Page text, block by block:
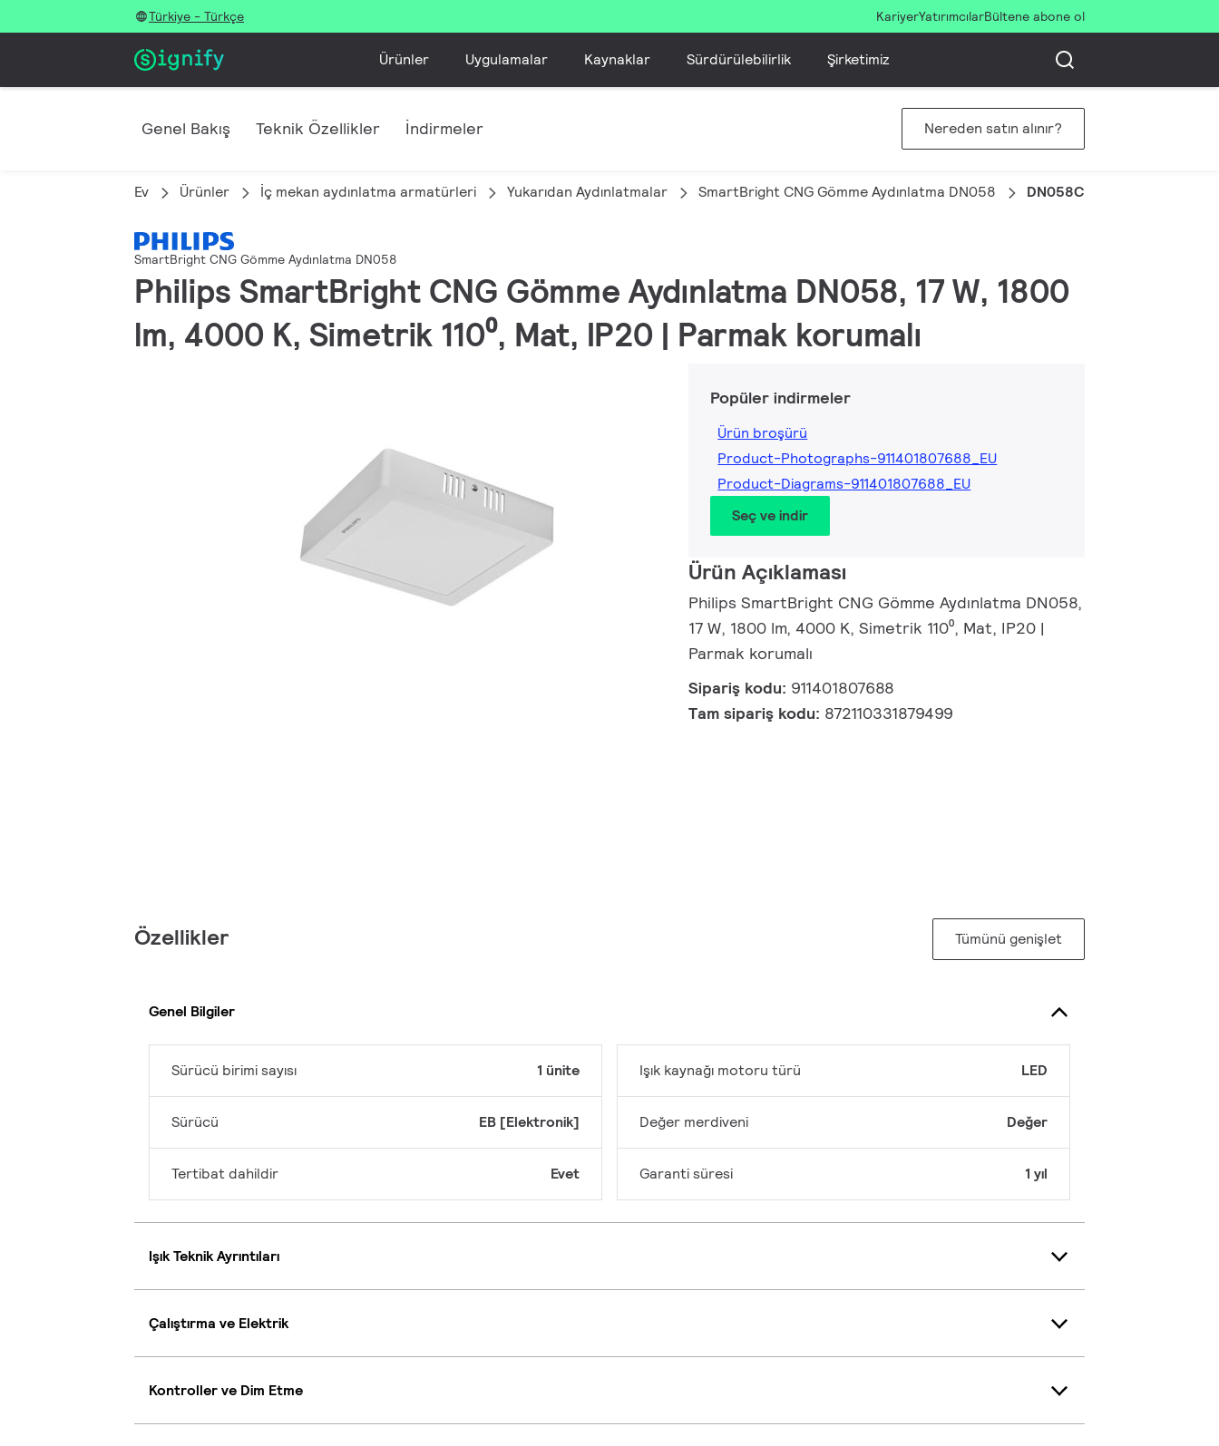
Türkiye - Türkçe KariyerYatırımcılarBültene abone ol
Ürünler Uygulamalar Kaynaklar Sürdürülebilirlik Şirketimiz
Genel Bakış Teknik Özellikler İndirmeler Nereden satın alınır?
Ev Ürünler İç mekan aydınlatma armatürleri Yukarıdan Aydınlatmalar SmartBright CNG Gömme Aydınlatma DN058 DN058C LED18/840 220-
SmartBright CNG Gömme Aydınlatma DN058
Philips SmartBright CNG Gömme Aydınlatma DN058, 17 W, 1800
lm, 4000 K, Simetrik 110⁰, Mat, IP20 | Parmak korumalı
Popüler indirmeler
Ürün broşürü
Product-Photographs-911401807688_EU
Product-Diagrams-911401807688_EU
Seç ve indir
Ürün Açıklaması
Philips SmartBright CNG Gömme Aydınlatma DN058,
17 W, 1800 lm, 4000 K, Simetrik 110⁰, Mat, IP20 |
Parmak korumalı
Sipariş kodu: 911401807688
Tam sipariş kodu: 872110331879499
Özellikler Tümünü genişlet
Genel Bilgiler
Sürücü birimi sayısı 1 ünite
Sürücü EB [Elektronik]
Tertibat dahildir Evet
Işık kaynağı motoru türü LED
Değer merdiveni Değer
Garanti süresi 1 yıl
Işık Teknik Ayrıntıları
Çalıştırma ve Elektrik
Kontroller ve Dim Etme